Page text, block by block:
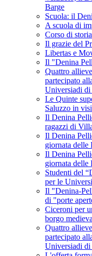
Barge
Scuola: il
A scuola di
Corso di
Il grazie del
Libertas e
Il "Denina
Quattro
partecipato
Universiadi
Le Quinte
Saluzzo in
Il Denina
ragazzi di
Il Denina
giornata delle
Il Denina
giornata delle
Studenti del
per le
Il "Denina-
di "porte
Ciceroni per
borgo
Quattro
partecipato
Universiadi